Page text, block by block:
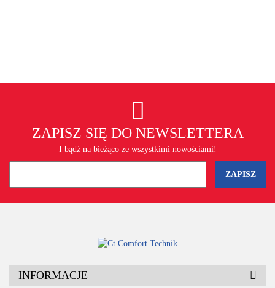
ZAPISZ SIĘ DO NEWSLETTERA
I bądź na bieżąco ze wszystkimi nowościami!
INFORMACJE